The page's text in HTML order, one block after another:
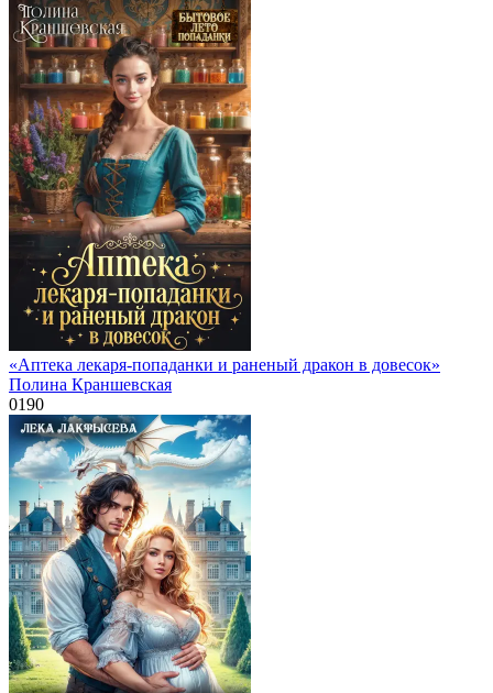
«Аптека лекаря-попаданки и раненый дракон в довесок»
Полина Краншевская
0190